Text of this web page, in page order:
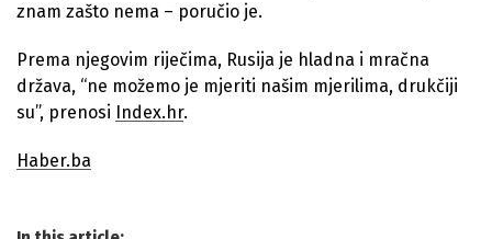
znam zašto nema – poručio je.
Prema njegovim riječima, Rusija je hladna i mračna
država, “ne možemo je mjeriti našim mjerilima, drukčiji
su”, prenosi
Index.hr.
Haber.ba